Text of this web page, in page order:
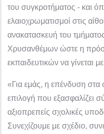
του συγκροτήματος - και
ελαιοχρωματισμοί στις
ανακατασκευή του
Χρυσανθέμων ώστε η
εκπαιδευτικών να γίνεται
« Για εμάς, η επένδυση στα
επιλογή που εξασφαλίζει
αξιοπρεπείς σχολικές
Συνεχίζουμε με σχέδιο,